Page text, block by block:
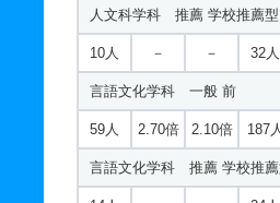
人文科学科 推薦 学校推薦型
10人 － － 32人
言語文化学科 一般 前
59人 2.70倍 2.10倍 187
言語文化学科 推薦 学校推薦